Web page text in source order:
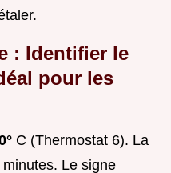
: Identifier le
pour les
C (Thermostat 6). La
minutes. Le signe